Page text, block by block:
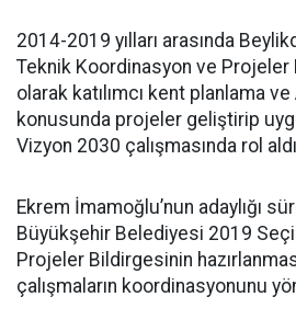
2014-2019 yılları arasında
Teknik Koordinasyon ve
olarak katılımcı kent planlama ve
konusunda projeler geliştirip
Vizyon 2030 çalışmasında rol
Ekrem İmamoğlu’nun adaylığı
Büyükşehir Belediyesi 2019
Projeler Bildirgesinin
çalışmaların koordinasyonunu